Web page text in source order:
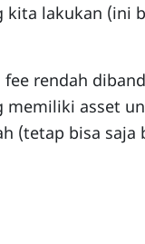
lakukan (ini
rendah
memiliki asset
(tetap bisa saja